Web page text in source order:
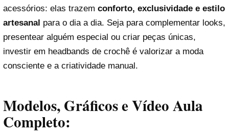
acessórios: elas trazem conforto, exclusividade e estilo
artesanal para o dia a dia. Seja para complementar looks,
presentear alguém especial ou criar peças únicas,
investir em headbands de crochê é valorizar a moda
consciente e a criatividade manual.
Modelos, Gráficos e Vídeo Aula
Completo: